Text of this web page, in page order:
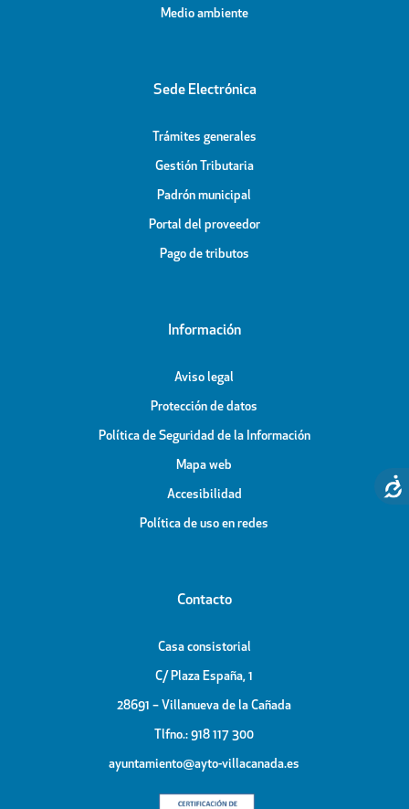
Medio ambiente
Sede Electrónica
Trámites generales
Gestión Tributaria
Padrón municipal
Portal del proveedor
Pago de tributos
Información
Aviso legal
Protección de datos
Política de Seguridad de la Información
Mapa web
Accesibilidad
Política de uso en redes
Contacto
Casa consistorial
C/ Plaza España, 1
28691 – Villanueva de la Cañada
Tlfno.: 918 117 300
ayuntamiento@ayto-villacanada.es